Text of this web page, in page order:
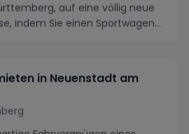
auf eine völlig neue
indem Sie einen Sportwagen
in Neuenstadt am